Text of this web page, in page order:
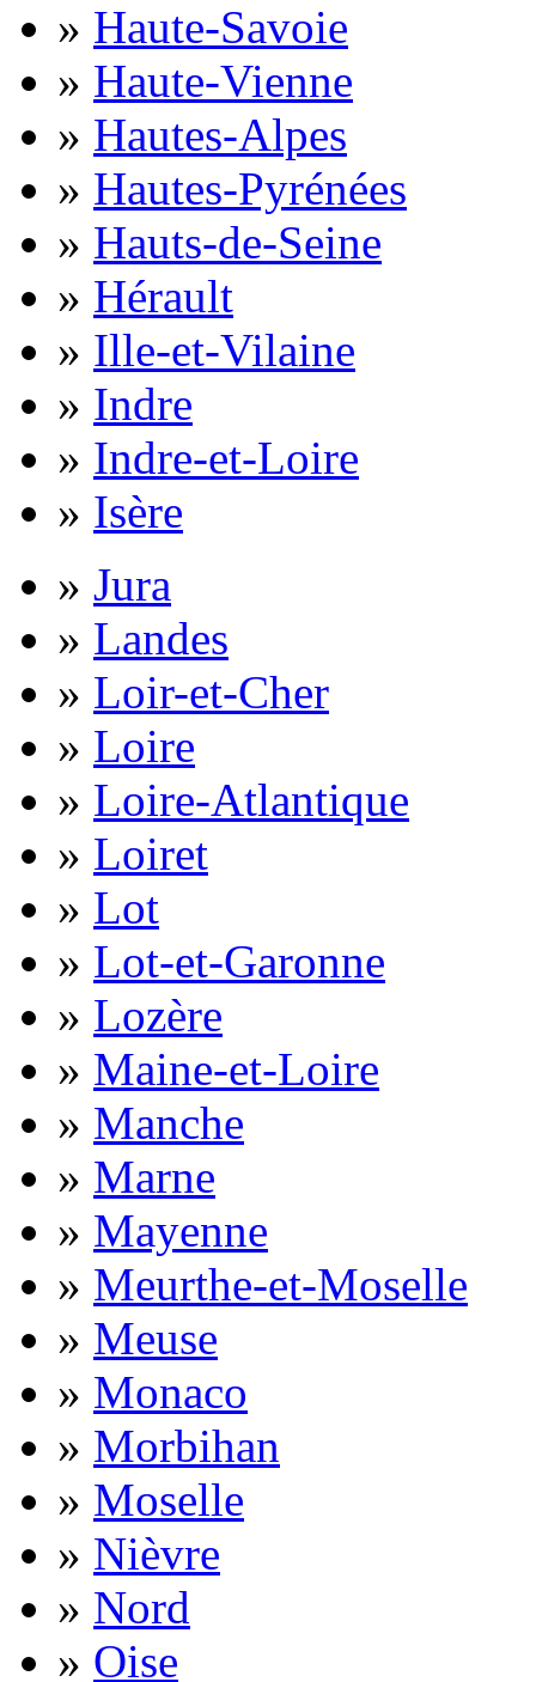
» Haute-Savoie
» Haute-Vienne
» Hautes-Alpes
» Hautes-Pyrénées
» Hauts-de-Seine
» Hérault
» Ille-et-Vilaine
» Indre
» Indre-et-Loire
» Isère
» Jura
» Landes
» Loir-et-Cher
» Loire
» Loire-Atlantique
» Loiret
» Lot
» Lot-et-Garonne
» Lozère
» Maine-et-Loire
» Manche
» Marne
» Mayenne
» Meurthe-et-Moselle
» Meuse
» Monaco
» Morbihan
» Moselle
» Nièvre
» Nord
» Oise